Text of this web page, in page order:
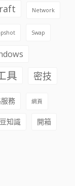
Network
Swap
具 密技
務 網頁
豆知識 開箱